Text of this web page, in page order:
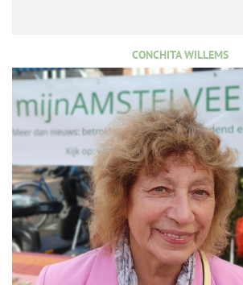
CONCHITA WILLEMS